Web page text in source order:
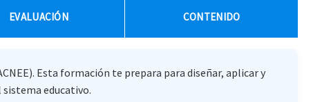
EVALUACIÓN CONTENIDO
Esta formación te prepara para diseñar, aplicar y
educativo.